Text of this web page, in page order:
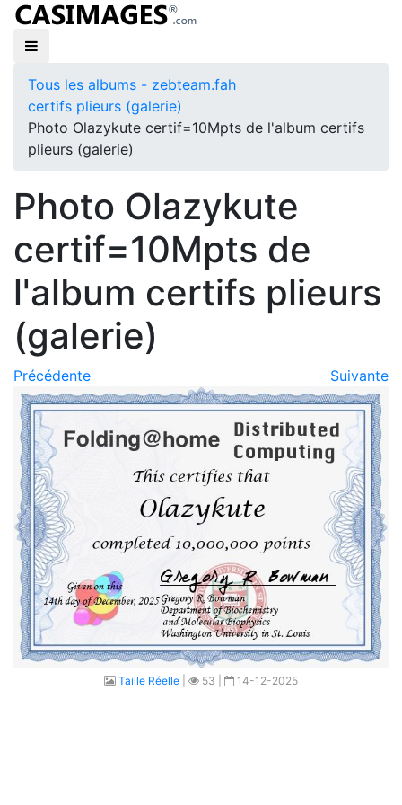
Tous les albums - zebteam.fah
certifs plieurs (galerie)
Photo Olazykute certif=10Mpts de l'album certifs
plieurs (galerie)
Photo Olazykute
certif=10Mpts de
l'album certifs plieurs
(galerie)
Précédente Suivante
Taille Réelle 53 | 14-12-2025